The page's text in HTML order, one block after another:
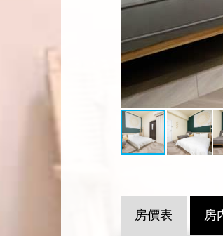
房價表 房